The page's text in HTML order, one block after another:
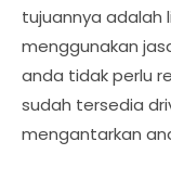
tujuannya adalah
menggunakan
anda tidak perlu
sudah tersedia
mengantarkan